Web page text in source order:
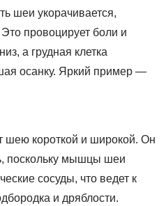
шеи укорачивается,
провоцирует боли и
а грудная клетка
осанку. Яркий пример —
шею короткой и широкой. Он
поскольку мышцы шеи
сосуды, что ведет к
и дряблости.